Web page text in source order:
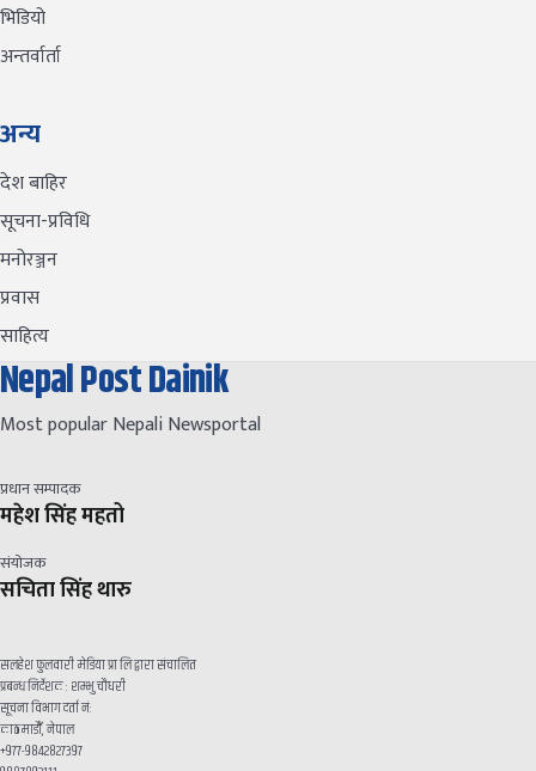
भिडियो
अन्तर्वार्ता
अन्य
देश बाहिर
सूचना-प्रविधि
मनोरञ्जन
प्रवास
साहित्य
Nepal Post Dainik
Most popular Nepali Newsportal
प्रधान सम्पादक
महेश सिंह महतो
संयोजक
सचिता सिंह थारु
सलहेश फुलवारी मेडिया प्रा लि द्वारा संचालित
प्रबन्ध निर्देशक : शम्भु चौधरी
सूचना विभाग दर्ता नं:
काठमाडौँ, नेपाल
+९७७-९८४२८२७३९७